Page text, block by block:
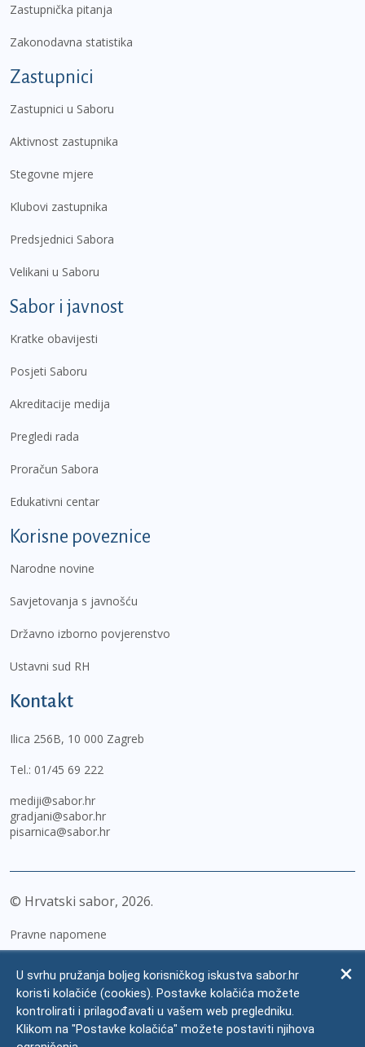
Zastupnička pitanja
Zakonodavna statistika
Zastupnici
Zastupnici u Saboru
Aktivnost zastupnika
Stegovne mjere
Klubovi zastupnika
Predsjednici Sabora
Velikani u Saboru
Sabor i javnost
Kratke obavijesti
Posjeti Saboru
Akreditacije medija
Pregledi rada
Proračun Sabora
Edukativni centar
Korisne poveznice
Narodne novine
Savjetovanja s javnošću
Državno izborno povjerenstvo
Ustavni sud RH
Kontakt
Ilica 256B, 10 000 Zagreb
Tel.: 01/45 69 222
mediji@sabor.hr
gradjani@sabor.hr
pisarnica@sabor.hr
© Hrvatski sabor, 2026
Pravne napomene
Zaštita osobnih podataka
Impressum
U svrhu pružanja boljeg korisničkog iskustva sabor.hr
koristi kolačiće (cookies). Postavke kolačića možete
kontrolirati i prilagođavati u vašem web pregledniku.
Klikom na "Postavke kolačića" možete postaviti njihova